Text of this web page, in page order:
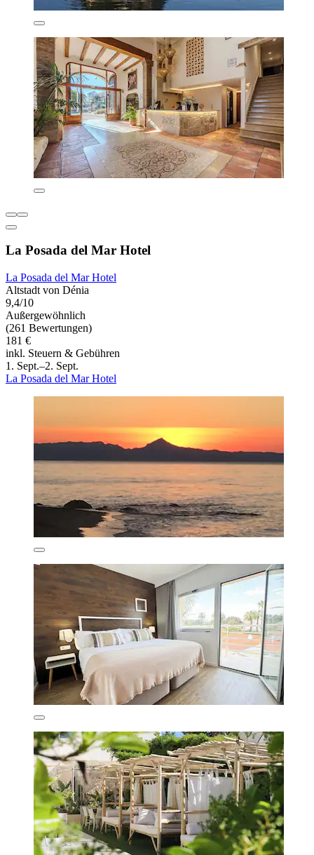
La Posada del Mar Hotel
La Posada del Mar Hotel
Altstadt von Dénia
9,4/10
Außergewöhnlich
(261 Bewertungen)
181 €
inkl. Steuern & Gebühren
1. Sept.–2. Sept.
La Posada del Mar Hotel